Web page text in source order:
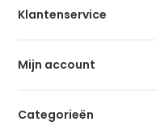
Klantenservice
Mijn account
Categorieën